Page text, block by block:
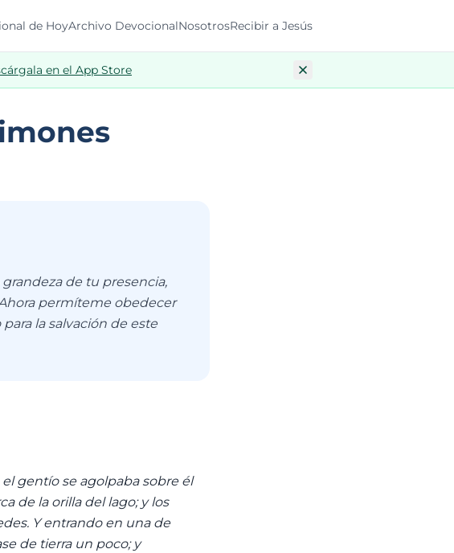
de HoyArchivo DevocionalNosotrosRecibir a Jesús
en el App Store
de tu presencia,
permíteme obedecer
la salvación de este
gentío se agolpaba sobre él
de la orilla del lago; y los
Y entrando en una de
de tierra un poco; y